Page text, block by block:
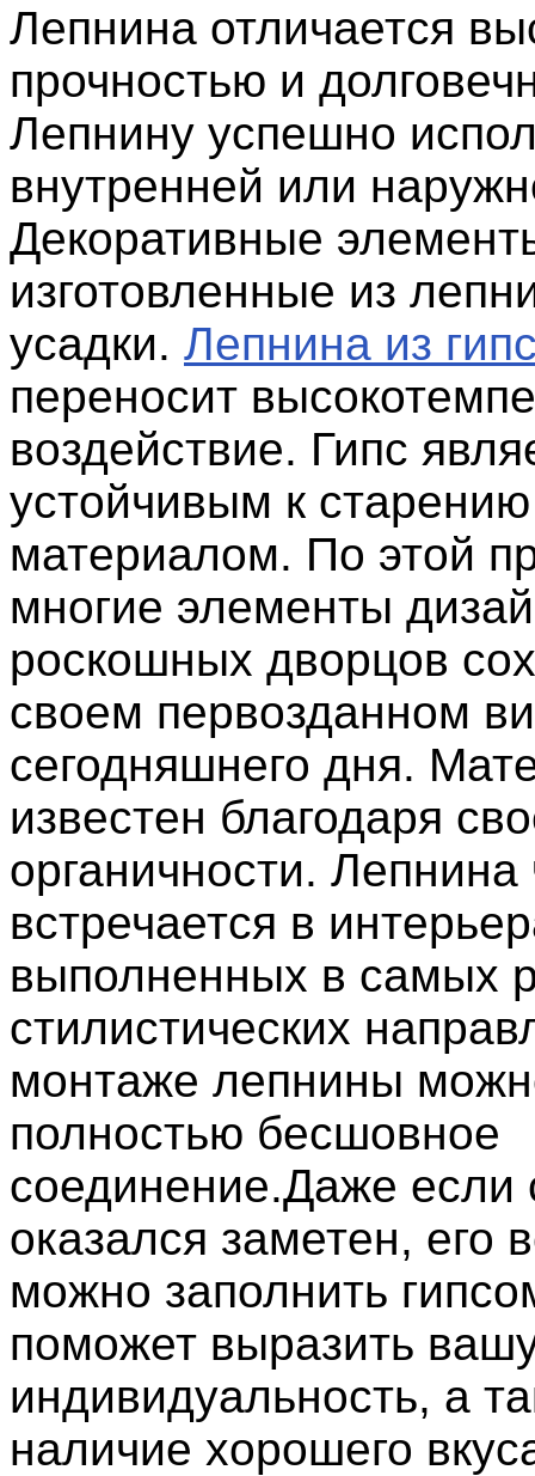
Лепнина отличается
прочностью и
Лепнину успешно
внутренней или
Декоративные
изготовленные из
усадки. Лепнина из
переносит
воздействие. Гипс
устойчивым к старению
материалом. По этой
многие элементы
роскошных дворцов
своем первозданном
сегодняшнего дня.
известен благодаря
органичности. Лепнина
встречается в
выполненных в самых
стилистических
монтаже лепнины
полностью бесшовное
соединение.Даже если
оказался заметен, его
можно заполнить
поможет выразить
индивидуальность, а
наличие хорошего